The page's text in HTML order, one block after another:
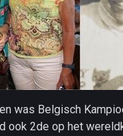
was Belgisch
ook 2de op het